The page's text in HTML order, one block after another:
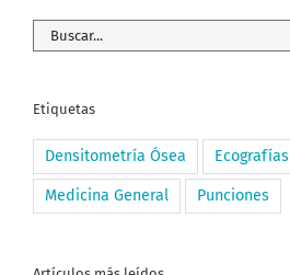
Buscar:
Etiquetas
Densitometría Ósea Ecografías
Medicina General Punciones